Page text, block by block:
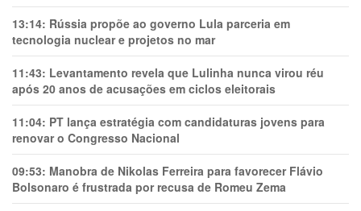
13:14: Rússia propõe ao governo Lula parceria em
tecnologia nuclear e projetos no mar
11:43: Levantamento revela que Lulinha nunca virou réu
após 20 anos de acusações em ciclos eleitorais
11:04: PT lança estratégia com candidaturas jovens para
renovar o Congresso Nacional
09:53: Manobra de Nikolas Ferreira para favorecer Flávio
Bolsonaro é frustrada por recusa de Romeu Zema